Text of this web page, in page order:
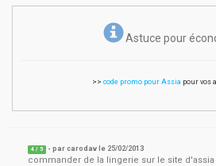
Astuce pour
>> code promo pour Assia pour vos
4 / 5 - parcarodav le 25/02/2013
commander de la lingerie sur le site d'assia